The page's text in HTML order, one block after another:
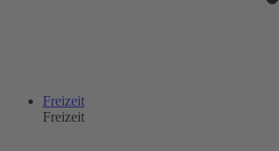
Freizeit
Freizeit